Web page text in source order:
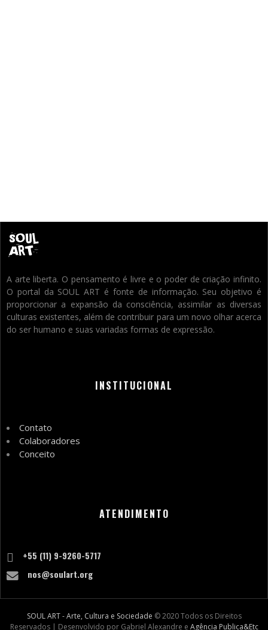
A arte liberta. O pensamento é livre e o poder de criação infinito.
O portal da SOUL ART é fonte de informação. Seu objetivo é
proporcionar a expansão da consciência, assimilar as diversas
culturas existentes, além de contribuir para um novo olhar acerca
do ser humano e suas variadas formas de expressão.
INSTITUCIONAL
Contato
Colaboradores
Conceito
ATENDIMENTO
+55 (11) 9-9260-5717
nos@soulart.org
SOUL ART - Arte, Cultura e Sociedade © 2020 Todos os Direitos
Reservados | Desenvolvido por Gabriel Alexandre e Agência Publica&Etc